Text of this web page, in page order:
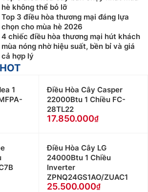
gió đối lưu mạnh hơn so với các loại
tường.
củaĐiều Hòa Cây Carrier
Carrier ồn hơn điều hòa treo tường
Do có công xuất lớn và cấu tạo của
điều hòa treo tường.
Cây Carrier cao hơn điều hòa
Nếu chọn mua 2 dòng điều hòa treo
điều hòa treo tường có cùng công
Carrier ở đâu uy tín? Giá
hè không thể bỏ lỡ
Top 3 điều hòa thương mại đáng lựa
chọn cho mùa hè 2026
4 chiếc điều hòa thương mại hút khách
mùa nóng nhờ hiệu suất, bền bỉ và giá
cả hợp lý
1
Điều Hòa Cây Casper
22000Btu 1 Chiều FC-
28TL22
17.850.000
Điều Hòa Cây LG
24000Btu 1 Chiều
Inverter
ZPNQ24GS1AO/ZUAC1
25.500.000